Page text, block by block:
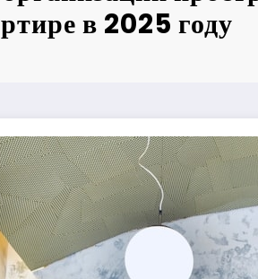
в 2025 году